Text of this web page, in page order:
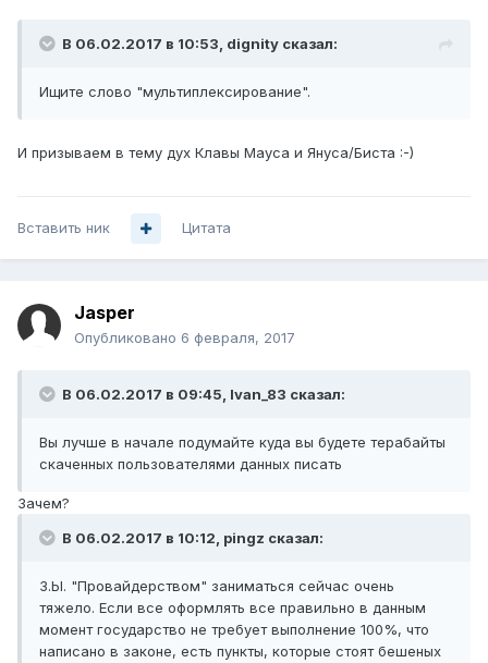
В 06.02.2017 в 10:53, dignity сказал:
Ищите слово "мультиплексирование".
И призываем в тему дух Клавы Мауса и Януса/Биста :-)
Вставить ник Цитата
Jasper
Опубликовано 6 февраля, 2017
В 06.02.2017 в 09:45, Ivan_83 сказал:
Вы лучше в начале подумайте куда вы будете терабайты
скаченных пользователями данных писать
Зачем?
В 06.02.2017 в 10:12, pingz сказал:
З.Ы. "Провайдерством" заниматься сейчас очень
тяжело. Если все оформлять все правильно в данным
момент государство не требует выполнение 100%, что
написано в законе, есть пункты, которые стоят бешеных